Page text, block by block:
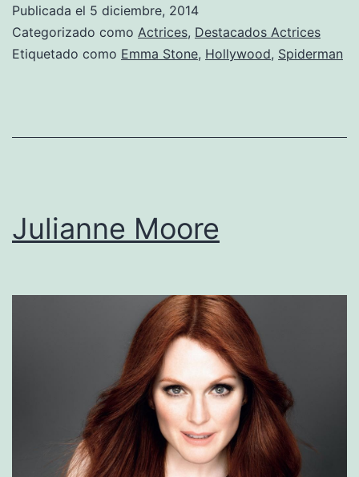
Publicada el 5 diciembre, 2014
Categorizado como Actrices, Destacados Actrices
Etiquetado como Emma Stone, Hollywood, Spiderman
Julianne Moore